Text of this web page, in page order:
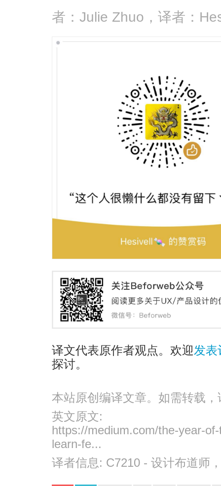
者：Julie Zhuo，译者：
译文代表原作者观点。欢迎发表
探讨。
本站原创编译文章。如需转载
英文原文:
https://medium.com/the-year-
learn-fe...
译者信息: C7210 - 设计布道师